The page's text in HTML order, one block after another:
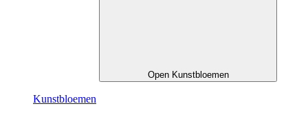
Open Kunstbloemen
Kunstbloemen